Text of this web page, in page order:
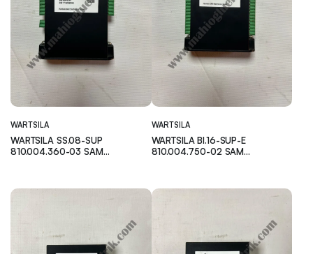
WARTSILA
WARTSILA SS.08-SUP
810.004.360-03 SAM
WARTSILA
WARTSILA BI.16-SUP-E
810.004.750-02 SAM